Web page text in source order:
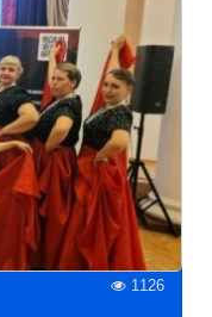
1126